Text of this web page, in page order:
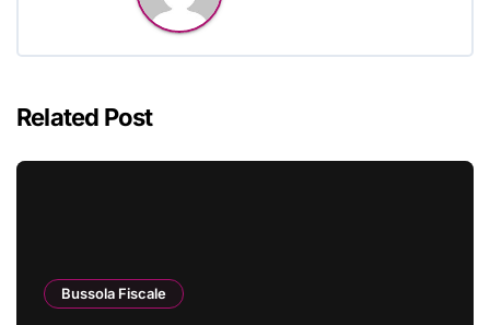
Related Post
Bussola Fiscale